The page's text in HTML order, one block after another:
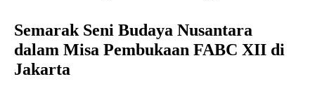
Semarak Seni Budaya Nusantara
dalam Misa Pembukaan FABC XII di
Jakarta